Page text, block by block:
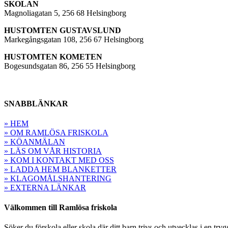
SKOLAN
Magnoliagatan 5, 256 68 Helsingborg
HUSTOMTEN GUSTAVSLUND
Markegångsgatan 108, 256 67 Helsingborg
HUSTOMTEN KOMETEN
Bogesundsgatan 86, 256 55 Helsingborg
SNABBLÄNKAR
» HEM
» OM RAMLÖSA FRISKOLA
» KÖANMÄLAN
» LÄS OM VÅR HISTORIA
» KOM I KONTAKT MED OSS
» LADDA HEM BLANKETTER
» KLAGOMÅLSHANTERING
» EXTERNA LÄNKAR
Välkommen till Ramlösa friskola